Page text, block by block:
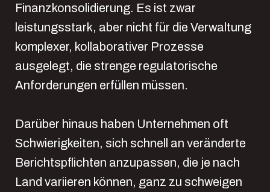
Finanzkonsolidierung. Es ist zwar
leistungsstark, aber nicht für die Verwaltung
komplexer, kollaborativer Prozesse
ausgelegt, die strenge regulatorische
Anforderungen erfüllen müssen.
Darüber hinaus haben Unternehmen oft
Schwierigkeiten, sich schnell an veränderte
Berichtspflichten anzupassen, die je nach
Land variieren können, ganz zu schweigen